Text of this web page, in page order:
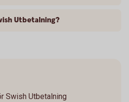
Utbetalning?
Swish Utbetalning